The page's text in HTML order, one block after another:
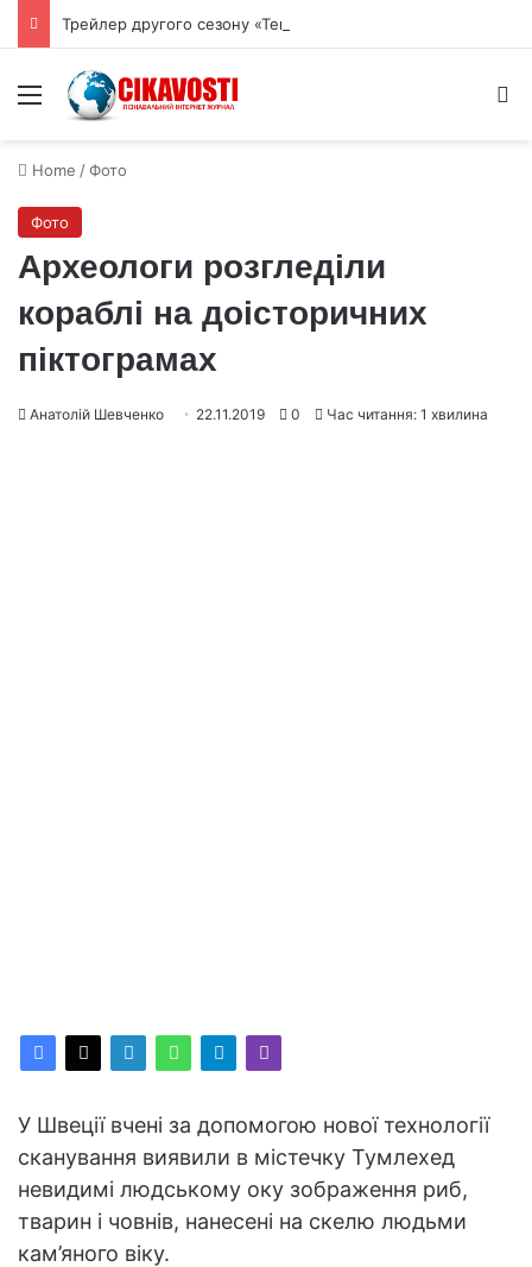
Menu
Home /Фото
Фото
Археологи розгледіли
кораблі на доісторичних
піктограмах
Анатолій Шевченко 22.11.2019 0 Час читання: 1 хвилина
У Швеції вчені за допомогою нової технології
сканування виявили в містечку Тумлехед
невидимі людському оку зображення риб,
тварин і човнів, нанесені на скелю людьми
кам’яного віку.